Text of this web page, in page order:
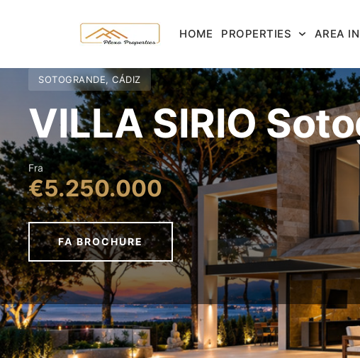
HOME PROPERTIES AREA
SOTOGRANDE, CÁDIZ
VILLA SIRIO
Fra
€5.250.000
FA BROCHURE